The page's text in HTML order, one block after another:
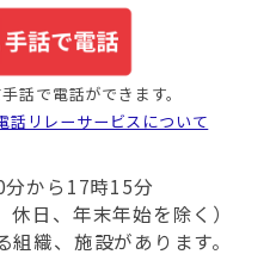
話で電話ができます。
話リレーサービスについて
から17時15分
休日、年末年始を除く）
織、施設があります。